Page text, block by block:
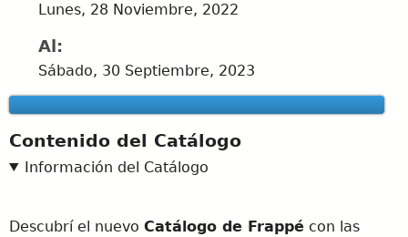
Lunes, 28 Noviembre, 2022
Al:
Sábado, 30 Septiembre, 2023
Contenido del Catálogo
Información del Catálogo
Descubrí el nuevo Catálogo de Frappé con las